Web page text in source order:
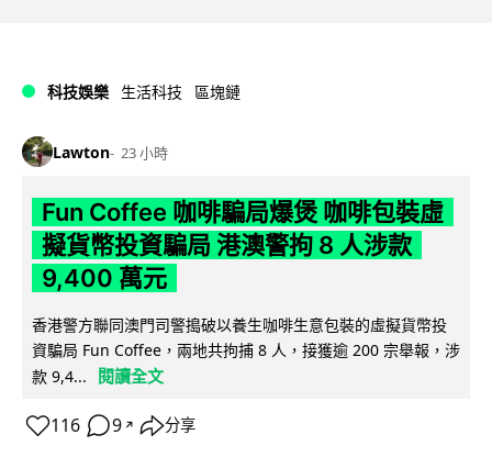
科技娛樂 生活科技 區塊鏈
Lawton 23 小時
Fun Coffee 咖啡騙局爆煲 咖啡包裝虛
擬貨幣投資騙局 港澳警拘 8 人涉款
9,400 萬元
香港警方聯同澳門司警搗破以養生咖啡生意包裝的虛擬貨幣投
資騙局 Fun Coffee，兩地共拘捕 8 人，接獲逾 200 宗舉報，涉
款 9,4...
閱讀全文
116 9 ↗ 分享